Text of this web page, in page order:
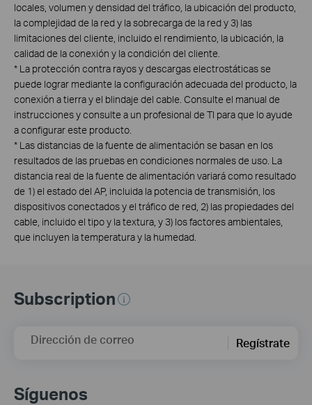
locales, volumen y densidad del tráfico, la ubicación del producto,
la complejidad de la red y la sobrecarga de la red y 3) las
limitaciones del cliente, incluido el rendimiento, la ubicación, la
calidad de la conexión y la condición del cliente.
* La protección contra rayos y descargas electrostáticas se
puede lograr mediante la configuración adecuada del producto, la
conexión a tierra y el blindaje del cable. Consulte el manual de
instrucciones y consulte a un profesional de TI para que lo ayude
a configurar este producto.
* Las distancias de la fuente de alimentación se basan en los
resultados de las pruebas en condiciones normales de uso. La
distancia real de la fuente de alimentación variará como resultado
de 1) el estado del AP, incluida la potencia de transmisión, los
dispositivos conectados y el tráfico de red, 2) las propiedades del
cable, incluido el tipo y la textura, y 3) los factores ambientales,
que incluyen la temperatura y la humedad.
Subscription
Dirección de correo Regístrate
Síguenos